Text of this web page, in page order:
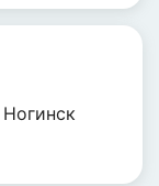
Ногинск